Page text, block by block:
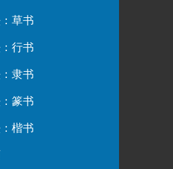
草书
行书
隶书
篆书
楷书